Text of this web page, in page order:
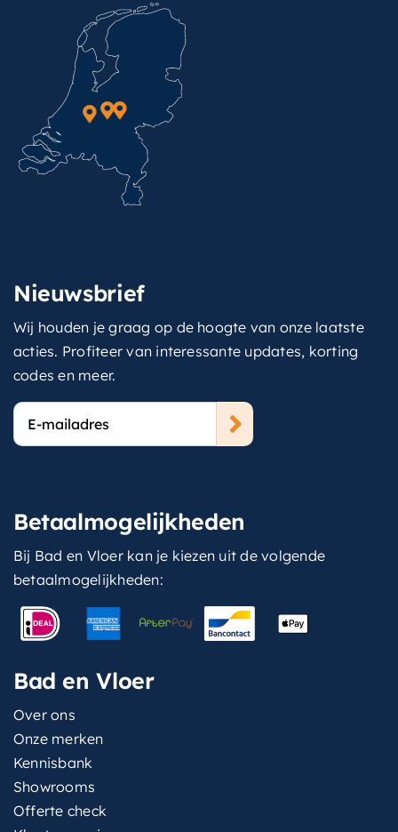
Nieuwsbrief
Wij houden je graag op de hoogte van onze laatste
acties. Profiteer van interessante updates, korting
codes en meer.
E-
mailadres
Betaalmogelijkheden
Bij Bad en Vloer kan je kiezen uit de volgende
betaalmogelijkheden:
Bad en Vloer
Over ons
Onze merken
Kennisbank
Showrooms
Offerte check